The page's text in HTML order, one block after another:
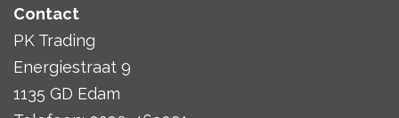
Contact
PK Trading
Energiestraat 9
1135 GD Edam